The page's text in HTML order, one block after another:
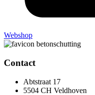
Webshop
Contact
Abtstraat 17
5504 CH Veldhoven